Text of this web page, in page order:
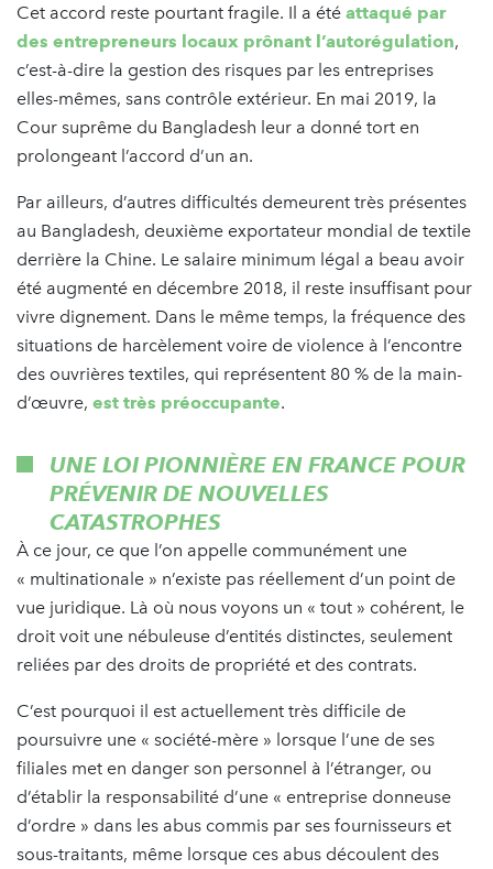
Cet accord reste pourtant fragile. Il a été attaqué par
des entrepreneurs locaux prônant l’autorégulation,
c’est-à-dire la gestion des risques par les entreprises
elles-mêmes, sans contrôle extérieur. En mai 2019, la
Cour suprême du Bangladesh leur a donné tort en
prolongeant l’accord d’un an.
Par ailleurs, d’autres difficultés demeurent très présentes
au Bangladesh, deuxième exportateur mondial de textile
derrière la Chine. Le salaire minimum légal a beau avoir
été augmenté en décembre 2018, il reste insuffisant pour
vivre dignement. Dans le même temps, la fréquence des
situations de harcèlement voire de violence à l’encontre
des ouvrières textiles, qui représentent 80 % de la main-
d’œuvre, est très préoccupante.
UNE LOI PIONNIÈRE EN FRANCE POUR
PRÉVENIR DE NOUVELLES
CATASTROPHES
À ce jour, ce que l’on appelle communément une
« multinationale » n’existe pas réellement d’un point de
vue juridique. Là où nous voyons un « tout » cohérent, le
droit voit une nébuleuse d’entités distinctes, seulement
reliées par des droits de propriété et des contrats.
C’est pourquoi il est actuellement très difficile de
poursuivre une « société-mère » lorsque l’une de ses
filiales met en danger son personnel à l’étranger, ou
d’établir la responsabilité d’une « entreprise donneuse
d’ordre » dans les abus commis par ses fournisseurs et
sous-traitants, même lorsque ces abus découlent des